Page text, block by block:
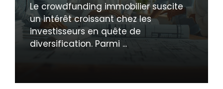
Le crowdfunding immobilier suscite
un intérêt croissant chez les
investisseurs en quête de
diversification. Parmi ...